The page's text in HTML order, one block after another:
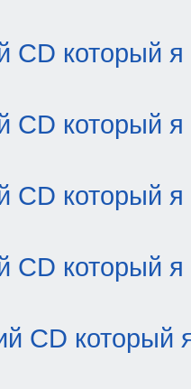
CD который я
CD который я
CD который я
CD который я
CD который